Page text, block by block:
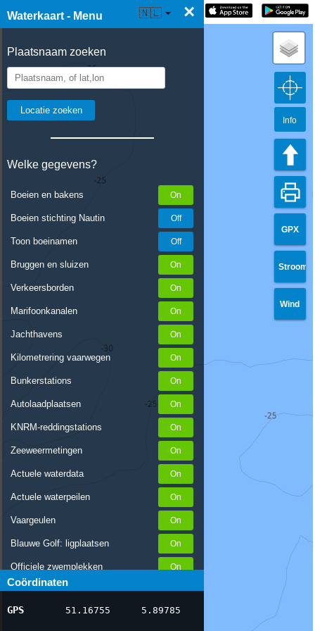
Waterkaart - Menu ×
Plaatsnaam zoeken
Welke gegevens?
Boeien en bakens
Boeien stichting Nautin
Toon boeinamen
Bruggen en sluizen
Verkeersborden
Marifoonkanalen
Jachthavens
Kilometrering vaarwegen
Bunkerstations
Autolaadplaatsen
KNRM-reddingstations
Zeeweermetingen
Actuele waterdata
Actuele waterpeilen
Vaargeulen
Blauwe Golf: ligplaatsen
Officiele zwemplekken
Stremmingen/hinder
AIS scheepsposities
Coördinaten
GPS 51.16755 5.89785
☰ Waterkaart Live 🇳🇱
GPX
Stroom
Wind
Info